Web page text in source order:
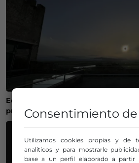
Eclipse total de Sol en agosto:
prepara para un evento histórico
Consentimiento de
Utilizamos cookies propias y de
analíticos y para mostrarle
base a un perfil elaborado a partir